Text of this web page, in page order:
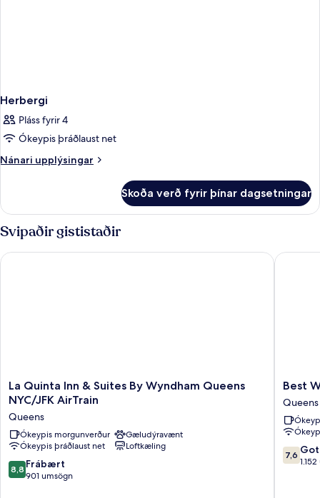
Herbergi
Pláss fyrir 4
Ókeypis þráðlaust net
Nánari upplýsingar
Nánari
Skoða verð fyrir þínar dagsetningar
Svipaðir gististaðir
La
Quinta
&
Suites
By
Wyndham
Queens
La Quinta Inn & Suites By Wyndham Queens
NYC/JFK AirTrain
Queens
Ókeypis morgunverður
Gæludýravænt
Ókeypis þráðlaust net
Loftkæling
8.8
af
8,8 Frábært
901 umsögn
La Quinta Inn & Suites By Wyndham Queens NYC/JFK AirTrain
Best
Western
Jamaica
Inn
Queens
Best
Queens
7.6
af
7,6
Best